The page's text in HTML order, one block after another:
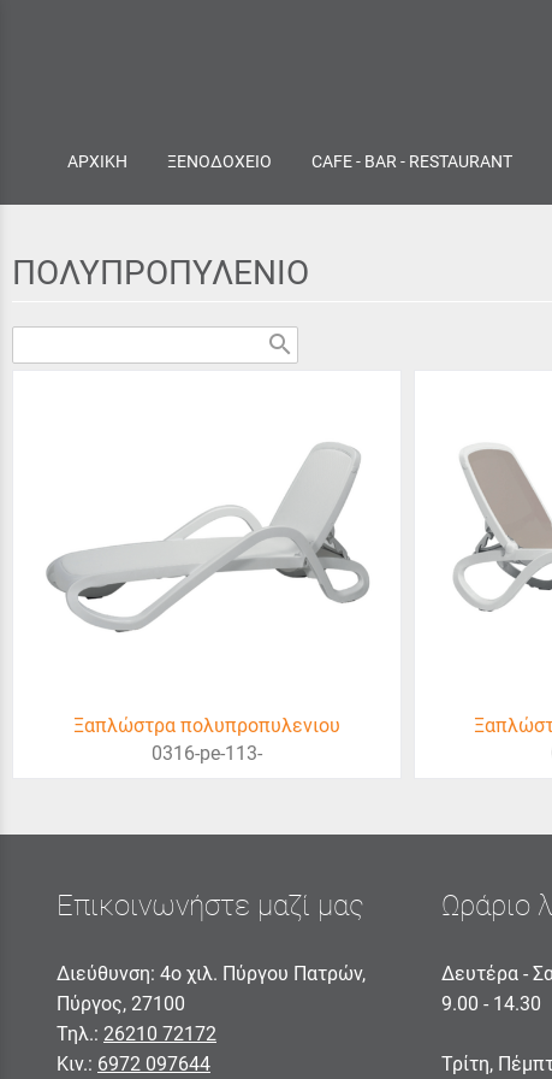
ΑΡΧΙΚΗ ΞΕΝΟΔΟΧΕΙΟ CAFE - BAR - RESTAURANT
ΠΟΛΥΠΡΟΠΥΛΕΝΙΟ
search
Ξαπλώστρα πολυπροπυλενιου
0316-pe-113-
Επικοινωνήστε μαζί μας
Διεύθυνση: 4ο χιλ. Πύργου Πατρών,
Πύργος, 27100
Τηλ.: 26210 72172
Κιν.: 6972 097644
Ωράριο
Δευτέρα -
9.00 - 14.30
Τρίτη,